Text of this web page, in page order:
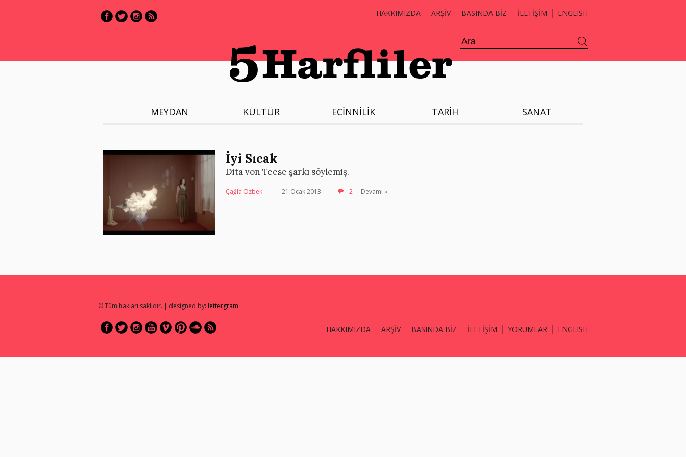
HAKKIMIZDA ARŞİV BASINDA BİZ İLETİŞİM ENGLISH
MEYDAN KÜLTÜR ECİNNİLİK TARİH SANAT
İyi Sıcak
Dita von Teese şarkı söylemiş.
Çağla Özbek 21 Ocak 2013 2 Devamı »
© Tüm hakları saklıdır. | designed by: lettergram
HAKKIMIZDA ARŞİV BASINDA BİZ İLETİŞİM YORUMLAR ENGLISH